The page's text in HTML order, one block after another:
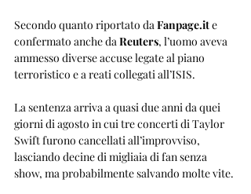
Secondo quanto riportato da Fanpage.it e
confermato anche da Reuters, l’uomo aveva
ammesso diverse accuse legate al piano
terroristico e a reati collegati all’ISIS.
La sentenza arriva a quasi due anni da quei
giorni di agosto in cui tre concerti di Taylor
Swift furono cancellati all’improvviso,
lasciando decine di migliaia di fan senza
show, ma probabilmente salvando molte vite.